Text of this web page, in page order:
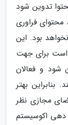
تدوین شود
محتوای فراوری
بود. این
است برای جهت
شود و فعالان
بهتر
مجازی نظر
اکوسیستم